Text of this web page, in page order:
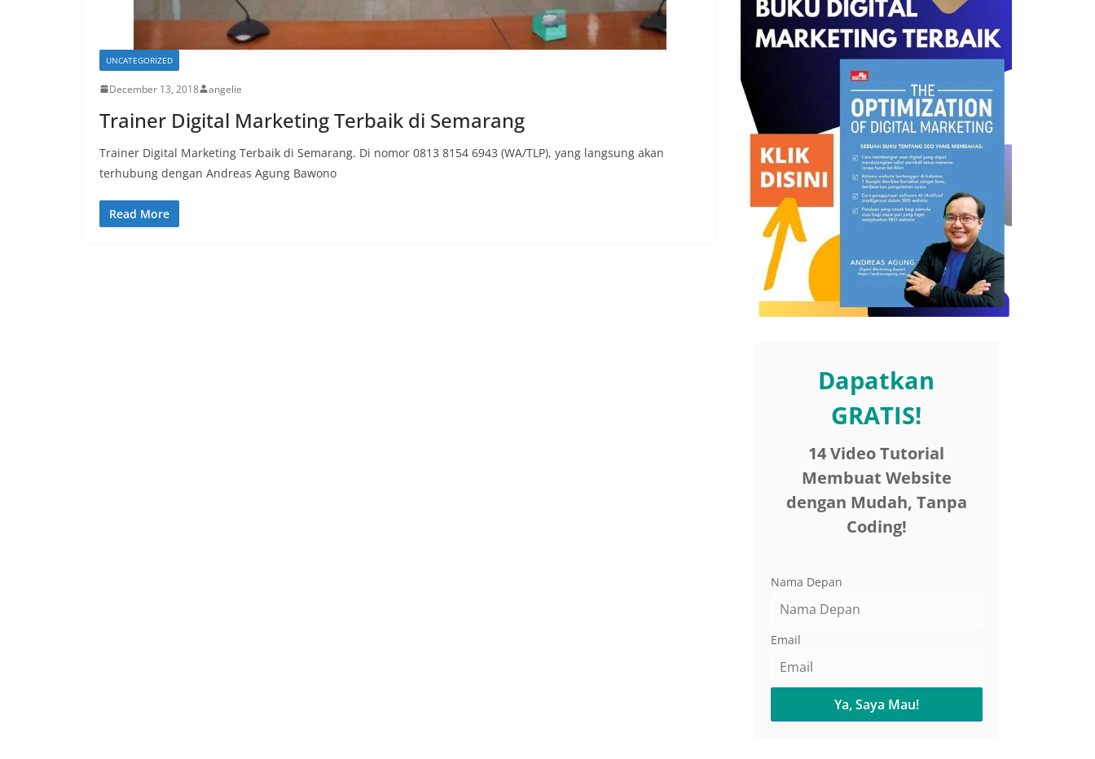
UNCATEGORIZED
December 13, 2018 angelie
Trainer Digital Marketing Terbaik di Semarang
Trainer Digital Marketing Terbaik di Semarang. Di nomor 0813 8154 6943 (WA/TLP), yang langsung akan
terhubung dengan Andreas Agung Bawono
Read More
Dapatkan
GRATIS!
14 Video Tutorial
Membuat Website
dengan Mudah, Tanpa
Coding!
Nama Depan
Email